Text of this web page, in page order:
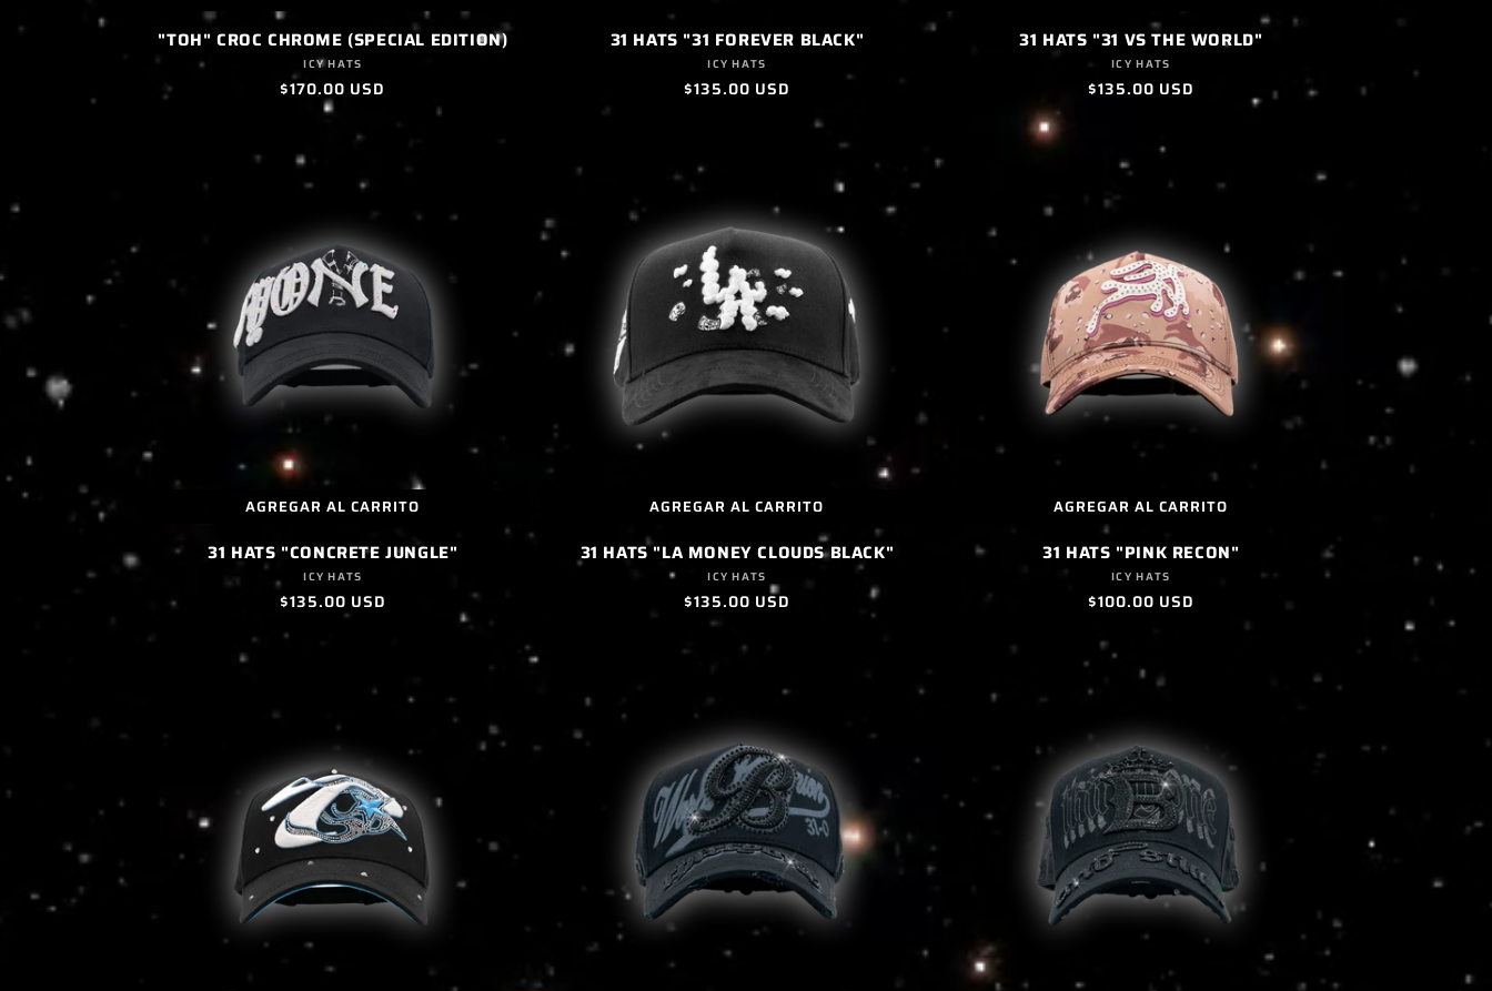
"TOH" CROC CHROME (SPECIAL EDITION)
Proveedor:
ICY HATS
Precio
habitual
$170.00 USD
31 HATS "31 FOREVER BLACK"
Proveedor:
ICY HATS
Precio
$135.00 USD
31 HATS "31 VS THE WORLD"
Proveedor:
ICY HATS
Precio
$135.00 USD
AGREGAR AL CARRITO
31 HATS "CONCRETE JUNGLE"
Proveedor:
ICY HATS
Precio
habitual
$135.00 USD
AGREGAR AL CARRITO
31 HATS "LA MONEY CLOUDS BLACK"
Proveedor:
ICY HATS
Precio
habitual
$135.00 USD
AGREGAR AL CARRITO
31 HATS "PINK RECON"
Proveedor:
ICY HATS
Precio
$100.00 USD